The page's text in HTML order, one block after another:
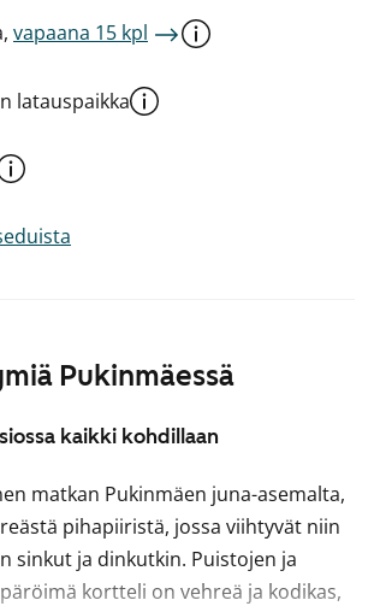
Pukinmäessä
kaikki kohdillaan
matkan Pukinmäen juna-asemalta,
pihapiiristä, jossa viihtyvät niin
sinkut ja dinkutkin. Puistojen ja
kortteli on vehreä ja kodikas,
vapaana 15 kpl
latauspaikka